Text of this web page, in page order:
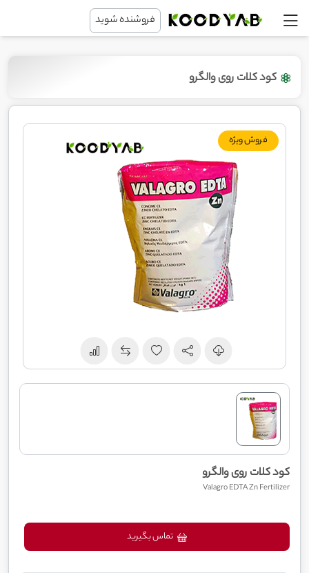
فروشنده شوید
کود کلات روی والگرو
فروش ویژه
کود کلات روی والگرو
Valagro EDTA Zn Fertilizer